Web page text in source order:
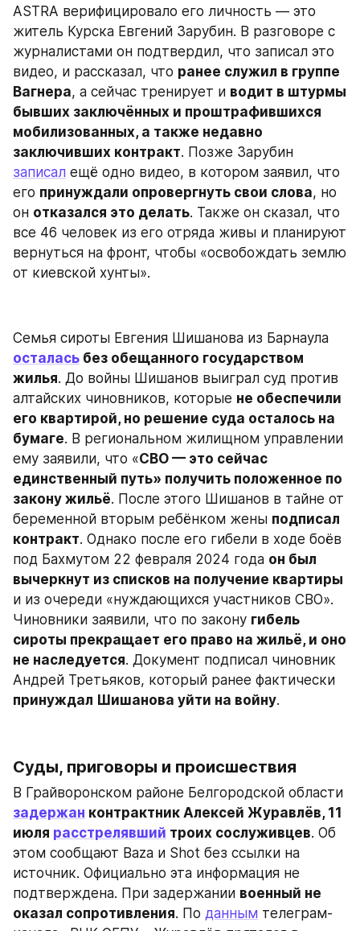
ASTRA верифицировало его личность — это
житель Курска Евгений Зарубин. В разговоре с
журналистами он подтвердил, что записал это
видео, и рассказал, что ранее служил в группе
Вагнера, а сейчас тренирует и водит в штурмы
бывших заключённых и проштрафившихся
мобилизованных, а также недавно
заключивших контракт
записал ещё одно видео, в котором заявил, что
его принуждали опровергнуть свои слова, но
он отказался это делать. Также он сказал, что
все 46 человек из его отряда живы и планируют
вернуться на фронт, чтобы «освобождать землю
от киевской хунты».
осталась без обещанного государством
жилья. До войны Шишанов выиграл суд против
алтайских чиновников, которые не обеспечили
его квартирой, но решение суда осталось на
бумаге. В региональном жилищном управлении
ему заявили, что «СВО — это сейчас
единственный путь» получить положенное по
закону жильё. После этого Шишанов в тайне от
беременной вторым ребёнком жены подписал
контракт. Однако после его гибели в ходе боёв
под Бахмутом 22 февраля 2024 года он был
вычеркнут из списков на получение квартиры
и из очереди «нуждающихся участников СВО».
Чиновники заявили, что по закону гибель
сироты прекращает его право на жильё, и оно
не наследуется. Документ подписал чиновник
принуждал Шишанова уйти на войну.
Суды, приговоры и происшествия
задержан контрактник Алексей Журавлёв, 11
июля расстрелявший троих сослуживцев. Об
этом сообщают Baza и Shot без ссылки на
источник. Официально эта информация не
подтверждена. При задержании военный не
оказал сопротивления. По данным телеграм-